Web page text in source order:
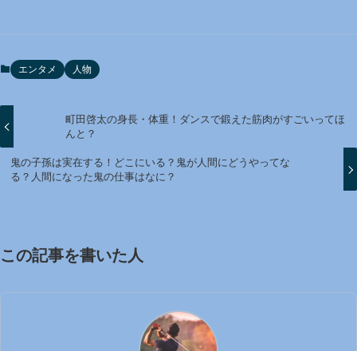
エンタメ 人物
町田啓太の身長・体重！ダンスで鍛えた筋肉がすごいってほ
んと？
鬼の子孫は実在する！どこにいる？鬼が人間にどうやってな
る？人間になった鬼の仕事はなに？
この記事を書いた人